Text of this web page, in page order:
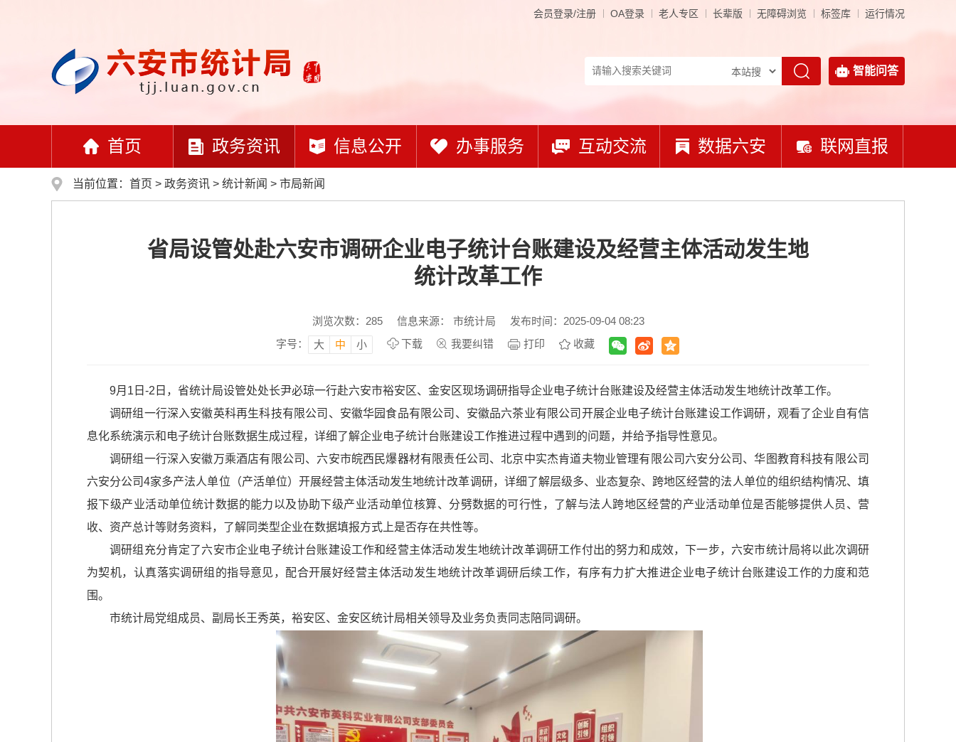
会员登录/注册 OA登录 老人专区 长辈版 无障碍浏览 标签库 运行情况
智能问答
首页 政务资讯 信息公开 办事服务 互动交流 数据六安 联网直报
当前位置： 首页 > 政务资讯 > 统计新闻 > 市局新闻
省局设管处赴六安市调研企业电子统计台账建设及经营主体活动发生地
统计改革工作
浏览次数： 285 信息来源： 市统计局
发布时间：2025-09-04 08:23
字号：
大 中 小 下载 我要纠错 打印 收藏
9月1日-2日，省统计局设管处处长尹必琼一行赴六安市裕安区、金安区现场调研指导企业电子统计台账建设及经营主体活动发生地统计改革工作。
调研组一行深入安徽英科再生科技有限公司、安徽华园食品有限公司、安徽品六茶业有限公司开展企业电子统计台账建设工作调研，观看了企业自有信
息化系统演示和电子统计台账数据生成过程，详细了解企业电子统计台账建设工作推进过程中遇到的问题，并给予指导性意见。
调研组一行深入安徽万乘酒店有限公司、六安市皖西民爆器材有限责任公司、北京中实杰肯道夫物业管理有限公司六安分公司、华图教育科技有限公司
六安分公司4家多产法人单位（产活单位）开展经营主体活动发生地统计改革调研，详细了解层级多、业态复杂、跨地区经营的法人单位的组织结构情况、填
报下级产业活动单位统计数据的能力以及协助下级产业活动单位核算、分劈数据的可行性，了解与法人跨地区经营的产业活动单位是否能够提供人员、营
收、资产总计等财务资料，了解同类型企业在数据填报方式上是否存在共性等。
调研组充分肯定了六安市企业电子统计台账建设工作和经营主体活动发生地统计改革调研工作付出的努力和成效，下一步，六安市统计局将以此次调研
为契机，认真落实调研组的指导意见，配合开展好经营主体活动发生地统计改革调研后续工作，有序有力扩大推进企业电子统计台账建设工作的力度和范
围。
市统计局党组成员、副局长王秀英，裕安区、金安区统计局相关领导及业务负责同志陪同调研。